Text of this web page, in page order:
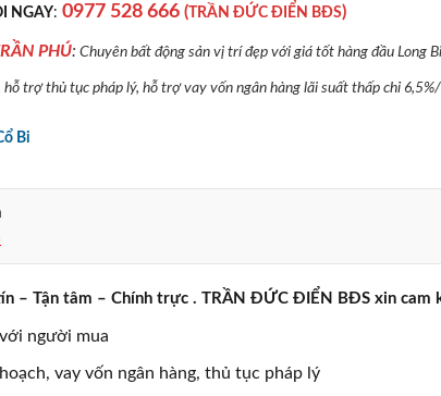
NGAY: 0977 528 666 (TRẦN ĐỨC ĐIỂN BĐS)
PHÚ: Chuyên bất động sản vị trí đẹp với giá tốt hàng đầu Long
trợ thủ tục pháp lý, hỗ trợ vay vốn ngân hàng lãi suất thấp chỉ
Bi
– Tận tâm – Chính trực . TRẦN ĐỨC ĐIỂN BĐS xin cam
người mua
vay vốn ngân hàng, thủ tục pháp lý